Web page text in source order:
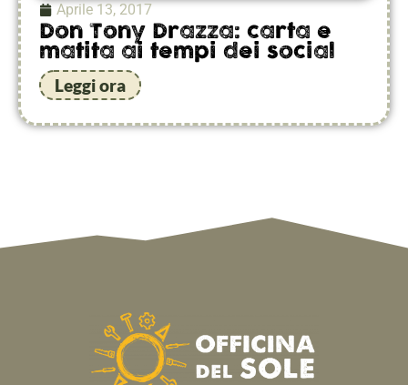
Aprile 13, 2017
Don Tony Drazza: carta e
matita ai tempi dei social
Leggi ora